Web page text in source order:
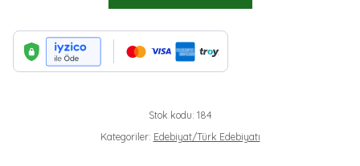
ADET
Stok kodu: 184
Kategoriler: Edebiyat/Türk Edebiyatı